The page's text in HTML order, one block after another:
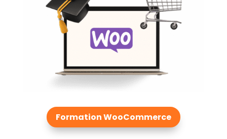
Formation WooCommerce